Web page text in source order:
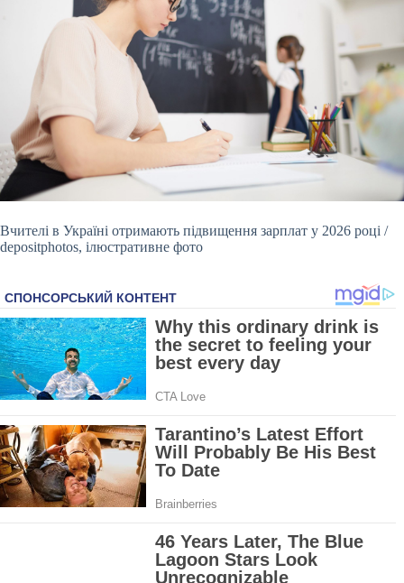
Вчителі в Україні отримають підвищення зарплат у 2026 році /
depositphotos, ілюстративне фото